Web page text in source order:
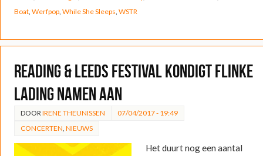
Boat, Werfpop, While She Sleeps WSTR
Reading & Leeds Festival kondigt flinke
lading namen aan
DOOR IRENE THEUNISSEN
07/04/2017 - 19:49
CONCERTEN NIEUWS
Het duurt nog een aantal